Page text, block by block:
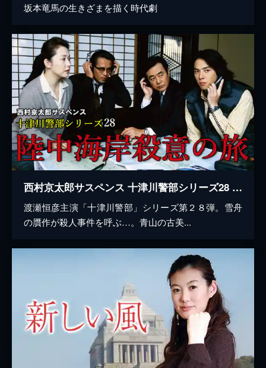
坂本竜馬の生きざまを描く時代劇
西村京太郎サスペンス 十津川警部シリーズ28 陸中海岸殺意の旅
渡瀬恒彦主演「十津川警部」シリーズ第２８弾。雪舟
の贋作が殺人事件を呼ぶ…。青山の古美...